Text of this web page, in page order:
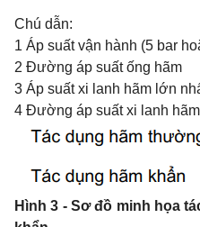
Chú dẫn:
1 Áp suất vận hành (5 bar
2 Đường áp suất ống hãm
3 Áp suất xi lanh hãm lớn
4 Đường áp suất xi lanh hãm
Hình 3 - Sơ đồ minh họa